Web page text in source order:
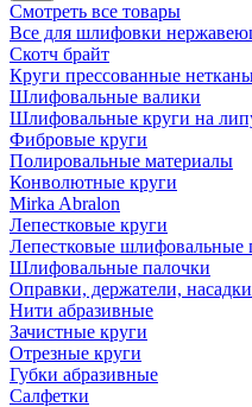
Смотреть все товары
Все для шлифовки
Скотч брайт
Круги прессованные
Шлифовальные валики
Шлифовальные круги на
Фибровые круги
Полировальные материалы
Конволютные круги
Mirka Abralon
Лепестковые круги
Лепестковые шлифовальные
Шлифовальные палочки
Оправки, держатели,
Нити абразивные
Зачистные круги
Отрезные круги
Губки абразивные
Салфетки